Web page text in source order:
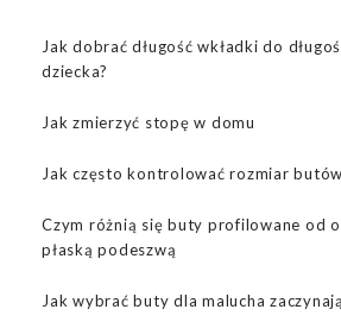
Jak dobrać długość wkładki do
dziecka?
Jak zmierzyć stopę w domu
Jak często kontrolować rozmiar butów
Czym różnią się buty profilowane od
płaską podeszwą
Jak wybrać buty dla malucha